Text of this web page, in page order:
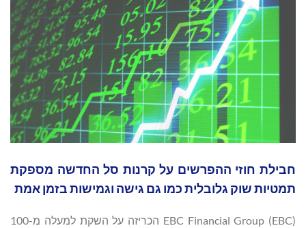
חבילת חוזי ההפרשים על קרנות סל החדשה מספקת
תמטיות שוק גלובלית כמו גם גישה וגמישות בזמן אמת
EBC Financial Group (EBC) הכריזה על השקת למעלה מ-100